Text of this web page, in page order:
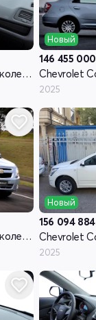
Chevrolet Cobalt II - поколение рестайлинг
Новый
146 455 000
2025
Chevrolet Cobalt II - поколение рестайлинг
Новый
156 094 884
2025